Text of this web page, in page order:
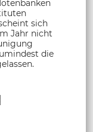
sich
Jahr nicht
die